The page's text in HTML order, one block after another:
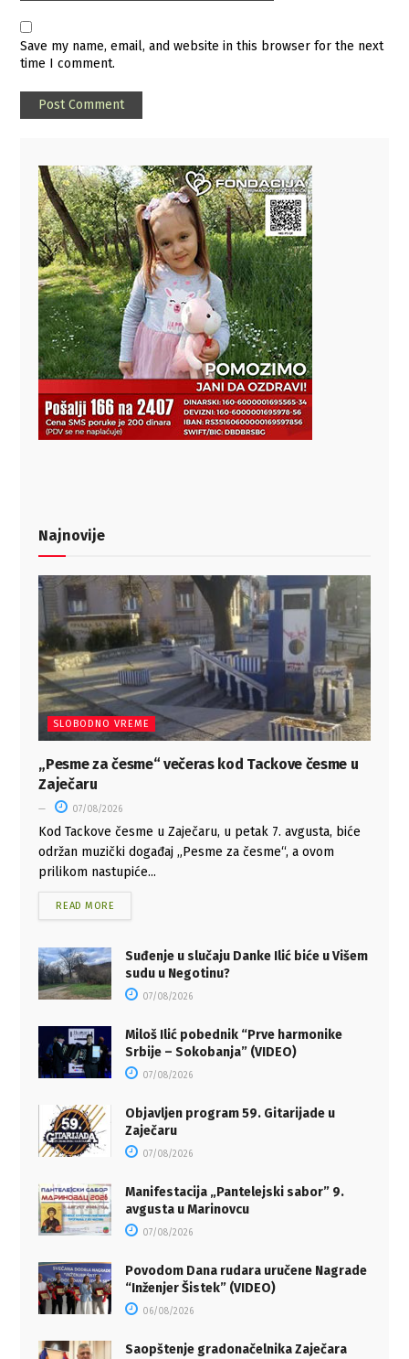
Save my name, email, and website in this browser for the next
time I comment.
Najnovije
SLOBODNO VREME
„Pesme za česme“ večeras kod Tackove česme u
Zaječaru
07/08/2026
Kod Tackove česme u Zaječaru, u petak 7. avgusta, biće
održan muzički događaj „Pesme za česme“, a ovom
prilikom nastupiće...
READ MORE
Suđenje u slučaju Danke Ilić biće u Višem
sudu u Negotinu?
07/08/2026
Miloš Ilić pobednik “Prve harmonike
Srbije – Sokobanja” (VIDEO)
07/08/2026
Objavljen program 59. Gitarijade u
Zaječaru
07/08/2026
Manifestacija „Pantelejski sabor” 9.
avgusta u Marinovcu
07/08/2026
Povodom Dana rudara uručene Nagrade
“Inženjer Šistek” (VIDEO)
06/08/2026
Saopštenje gradonačelnika Zaječara